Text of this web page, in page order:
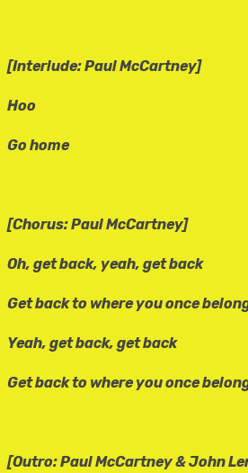
[Interlude: Paul McCartney]
Hoo
Go home
[Chorus: Paul McCartney]
Oh, get back, yeah, get back
Get back to where you once
Yeah, get back, get back
Get back to where you once
[Outro: Paul McCartney & John